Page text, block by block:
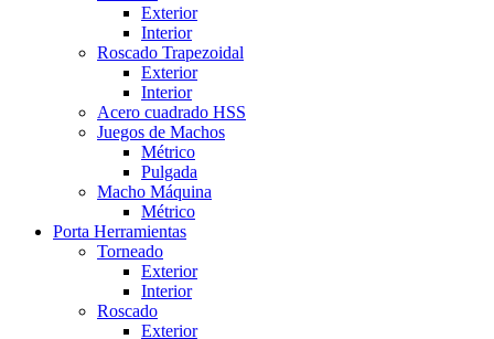
Exterior
Interior
Roscado Trapezoidal
Exterior
Interior
Acero cuadrado HSS
Juegos de Machos
Métrico
Pulgada
Macho Máquina
Métrico
Porta Herramientas
Torneado
Exterior
Interior
Roscado
Exterior